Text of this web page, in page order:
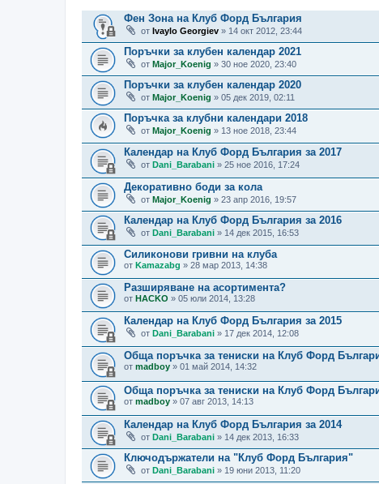
Фен Зона на Клуб Форд България
от Ivaylo Georgiev » 14 окт 2012, 23:44
Поръчки за клубен календар 2021
от Major_Koenig » 30 ное 2020, 23:40
Поръчки за клубен календар 2020
от Major_Koenig » 05 дек 2019, 02:11
Поръчка за клубни календари 2018
от Major_Koenig » 13 ное 2018, 23:44
Календар на Клуб Форд България за 2017
от Dani_Barabani » 25 ное 2016, 17:24
Декоративно боди за кола
от Major_Koenig » 23 апр 2016, 19:57
Календар на Клуб Форд България за 2016
от Dani_Barabani » 14 дек 2015, 16:53
Силиконови гривни на клуба
от Kamazabg » 28 мар 2013, 14:38
Разширяване на асортимента?
от HACKO » 05 юли 2014, 13:28
Календар на Клуб Форд България за 2015
от Dani_Barabani » 17 дек 2014, 12:08
Обща поръчка за тениски на Клуб Форд
от madboy » 01 май 2014, 14:32
Обща поръчка за тениски на Клуб Форд
от madboy » 07 авг 2013, 14:13
Календар на Клуб Форд България за 2014
от Dani_Barabani » 14 дек 2013, 16:33
Ключодържатели на "Клуб Форд България"
от Dani_Barabani » 19 юни 2013, 11:20